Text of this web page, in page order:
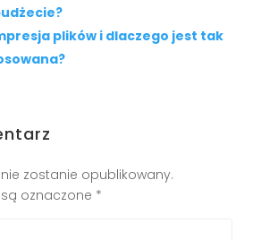
plików i dlaczego jest tak
zostanie opublikowany.
oznaczone *